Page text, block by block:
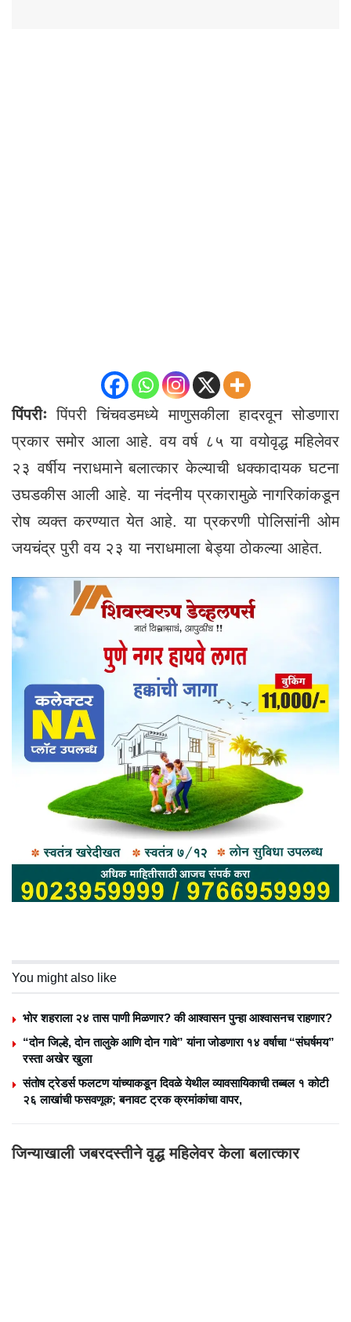
पिंपरीः पिंपरी चिंचवडमध्ये माणुसकीला हादरवून सोडणारा
प्रकार समोर आला आहे. वय वर्ष ८५ या वयोवृद्ध महिलेवर
२३ वर्षीय नराधमाने बलात्कार केल्याची धक्कादायक घटना
उघडकीस आली आहे. या नंदनीय प्रकारामुळे नागरिकांकडून
रोष व्यक्त करण्यात येत आहे. या प्रकरणी पोलिसांनी ओम
जयचंद्र पुरी वय २३ या नराधमाला बेड्या ठोकल्या आहेत.
You might also like
भोर शहराला २४ तास पाणी मिळणार? की आश्वासन पुन्हा आश्वासनच राहणार?
“दोन जिल्हे, दोन तालुके आणि दोन गावे” यांना जोडणारा १४ वर्षाचा “संघर्षमय”
रस्ता अखेर खुला
संतोष ट्रेडर्स फलटण यांच्याकडून दिवळे येथील व्यावसायिकाची तब्बल १ कोटी
२६ लाखांची फसवणूक; बनावट ट्रक क्रमांकांचा वापर,
जिन्याखाली जबरदस्तीने वृद्ध महिलेवर केला बलात्कार